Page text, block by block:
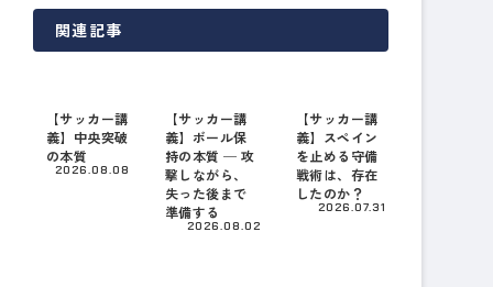
関連記事
【サッカー講
義】中央突破
の本質
2026.08.08
【サッカー講
義】ボール保
持の本質 ─ 攻
撃しながら、
失った後まで
準備する
2026.08.02
【サッカー講
義】スペイン
を止める守備
戦術は、存在
したのか？
2026.07.31